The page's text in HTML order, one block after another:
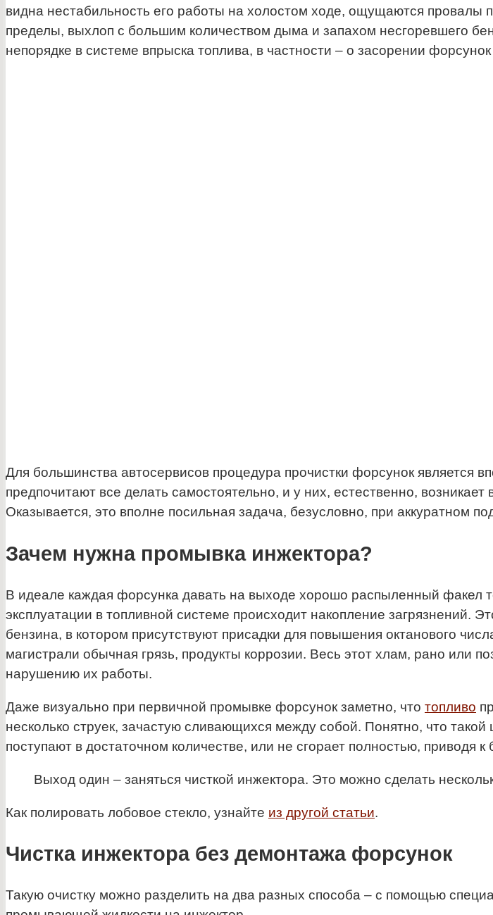
видна нестабильность его работы на холостом ходе, ощущаются
пределы, выхлоп с большим количеством дыма и запахом несгоревшего
непорядке в системе впрыска топлива, в частности – о засорении
Для большинства автосервисов процедура прочистки форсунок является
предпочитают все делать самостоятельно, и у них, естественно,
Оказывается, это вполне посильная задача, безусловно, при аккуратном
Зачем нужна промывка инжектора?
В идеале каждая форсунка давать на выходе хорошо распыленный факел
эксплуатации в топливной системе происходит накопление загрязнений.
бензина, в котором присутствуют присадки для повышения октанового
магистрали обычная грязь, продукты коррозии. Весь этот хлам, рано или
нарушению их работы.
Даже визуально при первичной промывке форсунок заметно, что топливо
несколько струек, зачастую сливающихся между собой. Понятно, что
поступают в достаточном количестве, или не сгорает полностью, приводя
Выход один – заняться чисткой инжектора. Это можно сделать
Как полировать лобовое стекло, узнайте из другой статьи.
Чистка инжектора без демонтажа форсунок
Такую очистку можно разделить на два разных способа – с помощью